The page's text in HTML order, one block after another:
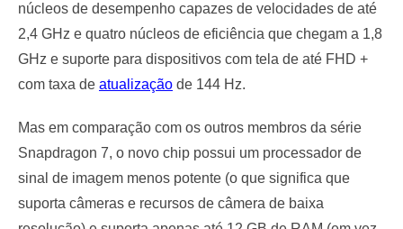
núcleos de desempenho capazes de velocidades de até
2,4 GHz e quatro núcleos de eficiência que chegam a 1,8
GHz e suporte para dispositivos com tela de até FHD +
com taxa de atualização de 144 Hz.
Mas em comparação com os outros membros da série
Snapdragon 7, o novo chip possui um processador de
sinal de imagem menos potente (o que significa que
suporta câmeras e recursos de câmera de baixa